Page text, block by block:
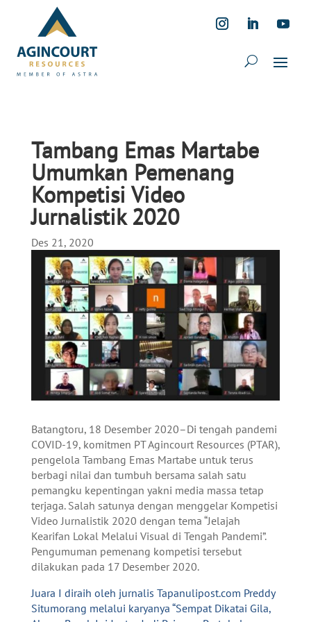
Tambang Emas Martabe
Umumkan Pemenang
Kompetisi Video
Jurnalistik 2020
Des 21, 2020
Batangtoru, 18 Desember 2020–Di tengah pandemi
COVID-19, komitmen PT Agincourt Resources (PTAR),
pengelola Tambang Emas Martabe untuk terus
berbagi nilai dan tumbuh bersama salah satu
pemangku kepentingan yakni media massa tetap
terjaga. Salah satunya dengan menggelar Kompetisi
Video Jurnalistik 2020 dengan tema “Jelajah
Kearifan Lokal Melalui Visual di Tengah Pandemi”.
Pengumuman pemenang kompetisi tersebut
dilakukan pada 17 Desember 2020.
Juara I diraih oleh jurnalis Tapanulipost.com Preddy
Situmorang melalui karyanya “Sempat Dikatai Gila,